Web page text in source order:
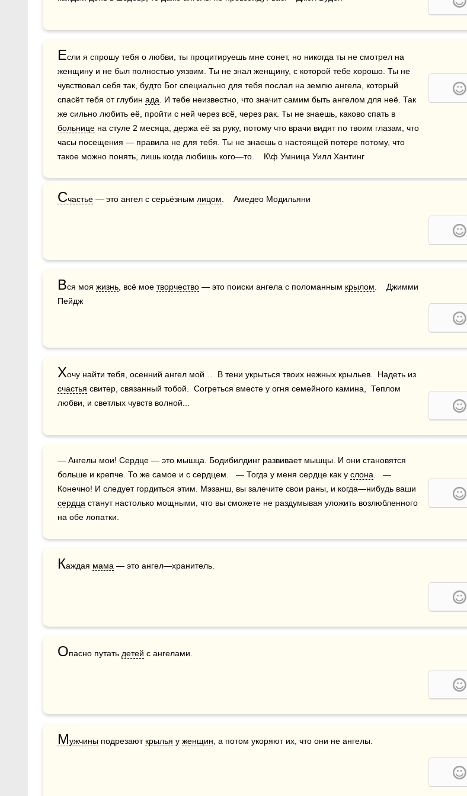
Если я спрошу тебя о любви, ты процитируешь мне сонет, но никогда ты не смотрел на
женщину и не был полностью уязвим. Ты не знал женщину, с которой тебе хорошо. Ты не
чувствовал себя так, будто Бог специально для тебя послал на землю ангела, который
спасёт тебя от глубин ада . И тебе неизвестно, что значит самим быть ангелом для неё. Так
больнице на стуле 2 месяца, держа её за руку, потому что врачи видят по твоим глазам, что
часы посещения — правила не для тебя. Ты не знаешь о настоящей потере потому, что
такое можно понять, лишь когда любишь кого—то.    К\ф Умница Уилл Хантинг
Счастье — это ангел с серьёзным лицом .    Амедео Модильяни
Вся моя жизнь , всё мое творчество — это поиски ангела с поломанным крылом .    Джимми
Пейдж
Х
счастья свитер, связанный тобой.  Согреться вместе у огня семейного камина,  Теплом
любви, и светлых чувств волной...
— Ангелы мои! Сердце — это мышца. Бодибилдинг развивает мышцы. И они становятся
больше и крепче. То же самое и с сердцем.   — Тогда у меня сердце как у слона .   —
сердца станут настолько мощными, что вы сможете не раздумывая уложить возлюбленного
на обе лопатки.
Каждая мама — это ангел—хранитель.
Опасно путать детей с ангелами.
Мужчины подрезают крылья у женщин , а потом укоряют их, что они не ангелы.